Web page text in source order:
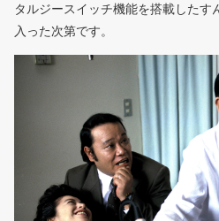
タルジースイッチ機能を搭載したす
入った次第です。